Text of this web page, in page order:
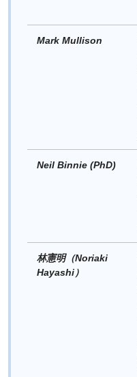
Mark Mullison
Neil Binnie (PhD)
林憲明（Noriaki
Hayashi）